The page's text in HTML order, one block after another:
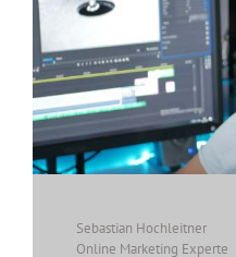
Sebastian Hochleitner
Online Marketing Experte